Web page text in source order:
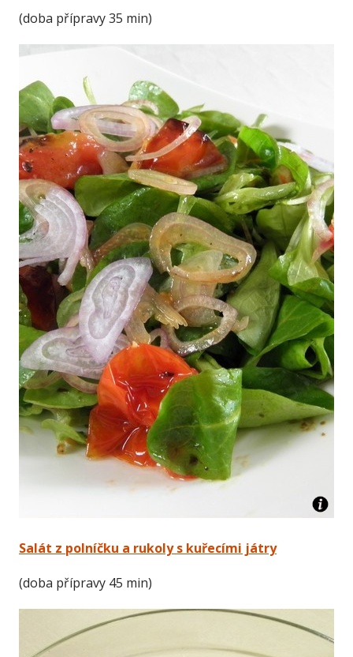
(doba přípravy 35 min)
Salát z polníčku a rukoly s kuřecími játry
(doba přípravy 45 min)